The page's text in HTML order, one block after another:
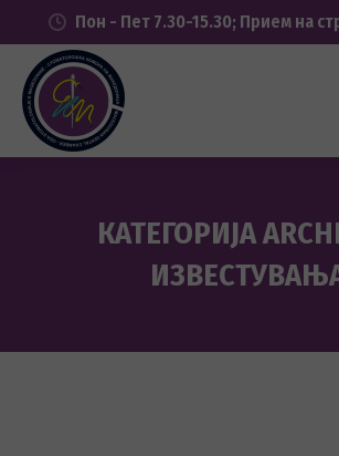
Пон - Пет 7.30-15.30; Прием на
КАТЕГОРИЈА